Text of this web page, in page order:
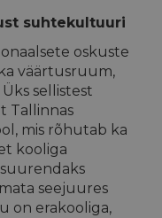
suhtekultuuri
oskuste
väärtusruum,
sellistest
Tallinnas
mis rõhutab ka
kooliga
seejuures
on erakooliga,